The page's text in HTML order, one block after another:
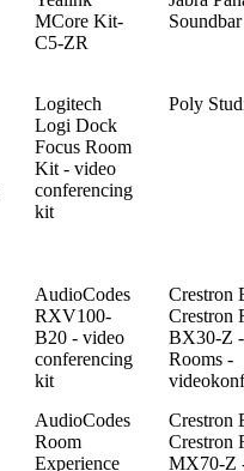
MCore Kit-
C5-ZR
Logitech
Logi Dock
Focus Room
Kit - video
conferencing
kit
Poly
AudioCodes
RXV100-
B20 - video
conferencing
kit
Crestron
Crestron
BX30-Z
Rooms -
AudioCodes
Room
Experience
Crestron
Crestron
MX70-Z